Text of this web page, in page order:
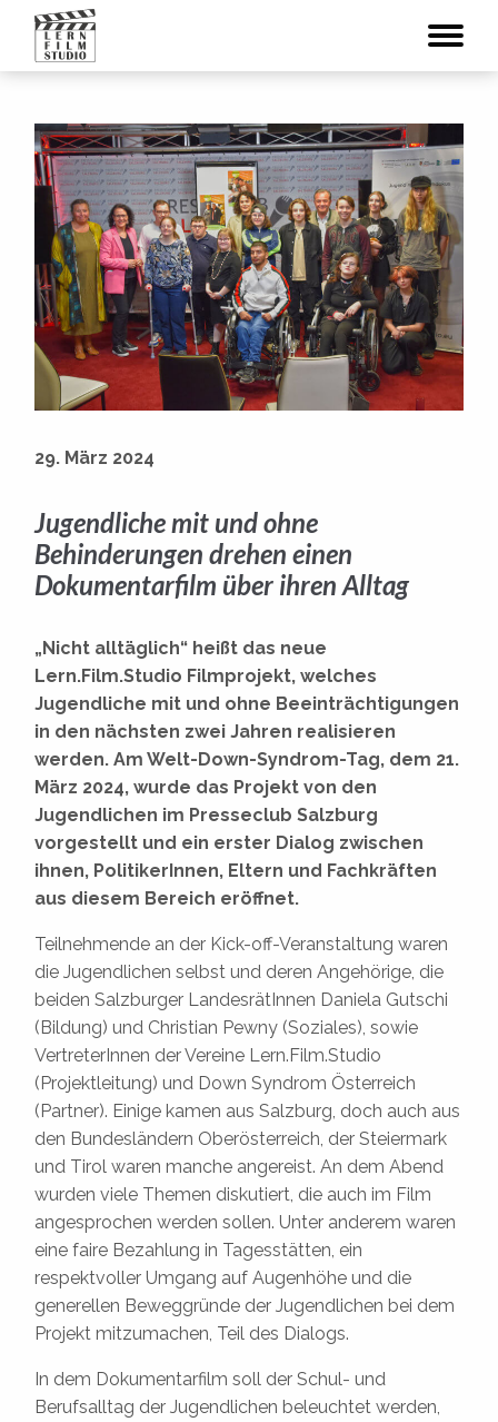
„Nicht alltäglich“ heißt das neue
Lern.Film.Studio Filmprojekt, welches
Jugendliche mit und ohne Beeinträchtigungen
in den nächsten zwei Jahren realisieren
werden. Am Welt-Down-Syndrom-Tag, dem 21.
März 2024, wurde das Projekt von den
Jugendlichen im Presseclub Salzburg
vorgestellt und ein erster Dialog zwischen
ihnen, PolitikerInnen, Eltern und Fachkräften
aus diesem Bereich eröffnet.
Teilnehmende an der Kick-off-Veranstaltung waren
die Jugendlichen selbst und deren Angehörige, die
beiden Salzburger LandesrätInnen Daniela Gutschi
(Bildung) und Christian Pewny (Soziales), sowie
VertreterInnen der Vereine Lern.Film.Studio
(Projektleitung) und Down Syndrom Österreich
(Partner). Einige kamen aus Salzburg, doch auch aus
den Bundesländern Oberösterreich, der Steiermark
und Tirol waren manche angereist. An dem Abend
wurden viele Themen diskutiert, die auch im Film
angesprochen werden sollen. Unter anderem waren
eine faire Bezahlung in Tagesstätten, ein
respektvoller Umgang auf Augenhöhe und die
generellen Beweggründe der Jugendlichen bei dem
Projekt mitzumachen, Teil des Dialogs.
In dem Dokumentarfilm soll der Schul- und
Berufsalltag der Jugendlichen beleuchtet werden,
29. März 2024
Jugendliche mit und ohne
Behinderungen drehen einen
Dokumentarfilm über ihren Alltag